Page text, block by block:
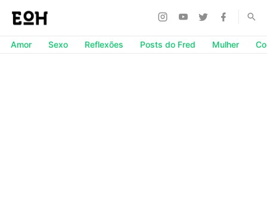
Amor Sexo Reflexões Posts do Fred Mulher